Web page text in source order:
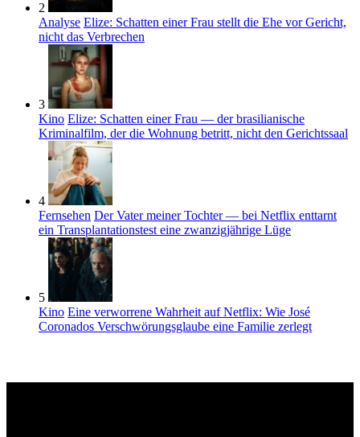
2
Analyse Elize: Schatten einer Frau stellt die Ehe vor Gericht,
nicht das Verbrechen
3
Kino Elize: Schatten einer Frau — der brasilianische
Kriminalfilm, der die Wohnung betritt, nicht den Gerichtssaal
4
Fernsehen Der Vater meiner Tochter — bei Netflix enttarnt
ein Transplantationstest eine zwanzigjährige Lüge
5
Kino Eine verworrene Wahrheit auf Netflix: Wie José
Coronados Verschwörungsglaube eine Familie zerlegt